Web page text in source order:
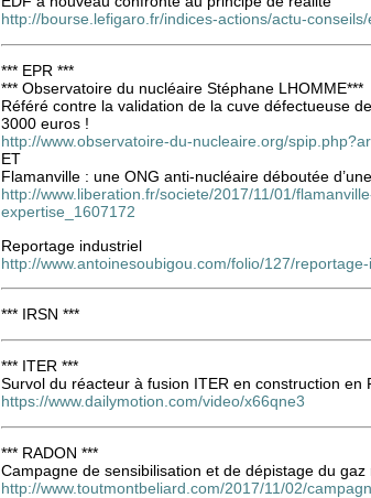
http://bourse.lefigaro.fr/indices-actions/actu-
*** EPR ***
*** Observatoire du nucléaire Stéphane LHOMME***
Référé contre la validation de la cuve défectueuse
3000 euros !
http://www.observatoire-du-nucleaire.org/
ET
Flamanville : une ONG anti-nucléaire déboutée
http://www.liberation.fr/societe/2017/11/01/
expertise_1607172
Reportage industriel
http://www.antoinesoubigou.com/folio/127/
*** IRSN ***
*** ITER ***
Survol du réacteur à fusion ITER en construction en
https://www.dailymotion.com/video/x66qne3
*** RADON ***
Campagne de sensibilisation et de dépistage du gaz
http://www.toutmontbeliard.com/2017/11/02/